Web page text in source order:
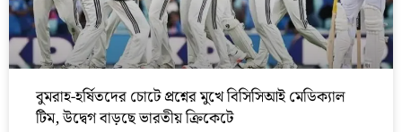
বুমরাহ-হর্ষিতদের চোটে প্রশ্নের মুখে বিসিসিআই মেডিক্যাল
টিম, উদ্বেগ বাড়ছে ভারতীয় ক্রিকেটে